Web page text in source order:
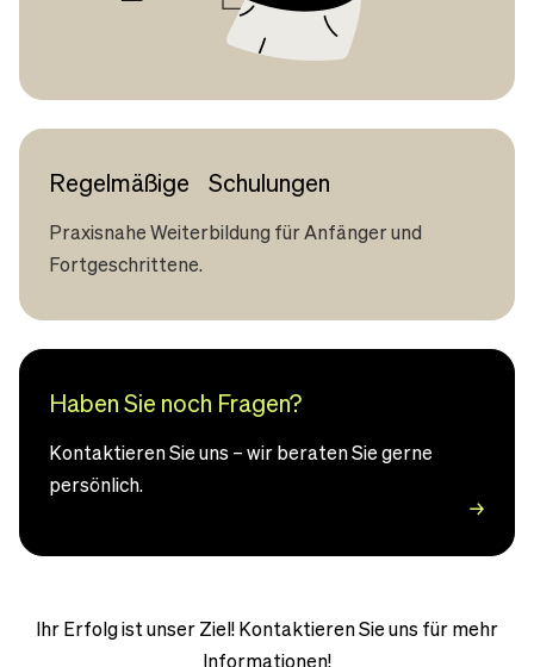
Regelmäßige Schulungen
Praxisnahe Weiterbildung für Anfänger und
Fortgeschrittene.
Haben Sie noch Fragen?
Kontaktieren Sie uns – wir beraten Sie gerne
persönlich.
Ihr Erfolg ist unser Ziel! Kontaktieren Sie uns für mehr
Informationen!